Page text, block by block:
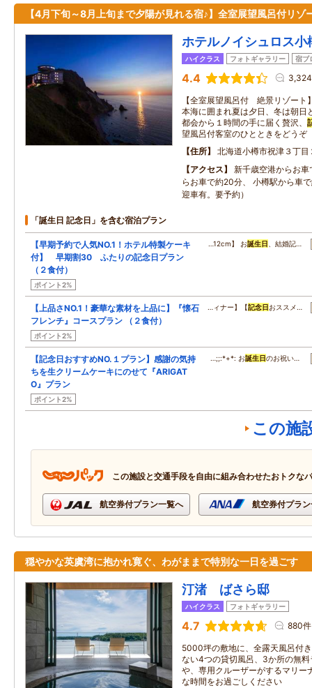
【4月下旬～8月上旬まで夕陽が見れる宿♪】全室展望風呂付リゾ
ホテルノイシュロス小
ハイクラス フォトギャラリー 宿ブ
4.4
【全室展望風呂付 絶景リゾート
本海に囲まれ夏は夕日、冬は朝日
都会から１時間の手に届く贅沢、
望風呂付客室のひとときをどうぞ
住所
北海道小樽市祝津３丁目
アクセス
新千歳空港からお
らお車で約20分、 小樽駅から車
迎車有。要予約）
「誕生日 記念日」を含む宿泊プラン
【早期予約で人気NO.1！ホテル特製ケーキ
付】 早期割30 ふたりの記念日プラン
（２食付）
ポイント2%
…12cm】 お誕生日 、結婚記…
【上品さNO.1！豪華な素材を上品に】『懐石
フレンチ』コースプラン （２食付）
ポイント2%
…ィナー】【記念日 おススメ…
【記念日おすすめNO.１プラン】感謝の気持
ちを生クリームケーキにのせて『ARIGAT
O』プラン
ポイント2%
…;;:*+*: お誕生日のお祝い…
この施
この施設と交通手段を自由に組み合わせたおトクな
航空券付プラン一覧へ 航空券付プラ
穏やかな英虞湾に抱かれ寛ぐ、わがままで特別な一日を過ごす
汀渚 ばさら邸
ハイクラス フォトギャラリー
4.7 880件
5000坪の敷地に、全露天風呂付
ない4つの貸切風呂、3か所の無
や、専用クルーザーがするマリー
な時間をお過ごしください